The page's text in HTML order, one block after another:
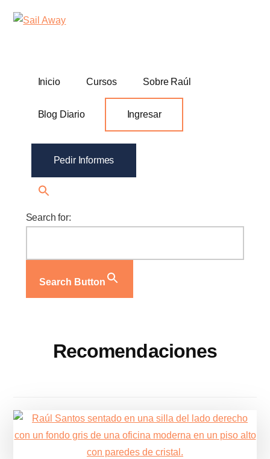
Additional
menu
Sail
Academia
Inicio
Cursos Sobre Raúl
Blog Diario Ingresar
Pedir Informes
Search for:
Search Button
Recomendaciones